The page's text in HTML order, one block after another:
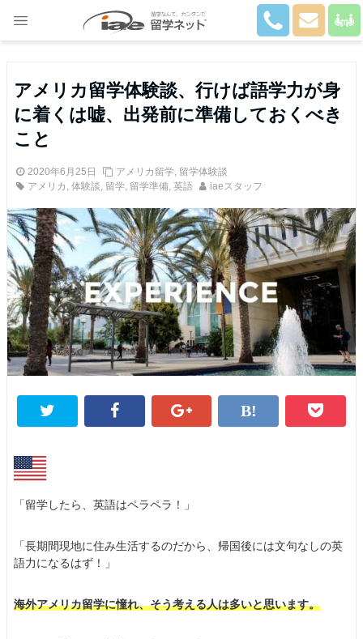
アメリカ留学体験談、行けば語学力が身
に着くは嘘、出発前に準備しておくべき
こと
2020年6月25日 アメリカ留学, 留学体験談
アメリカ , 体験談, 留学, 留学準備, 英語 iaeスタッフ
「留学したら、英語はペラペラ！」
「長期間現地に住み生活するのだから、帰国後には文句なしの英
語力になるはず！」
海外アメリカ留学に憧れ、そう考える人は多いと思います。